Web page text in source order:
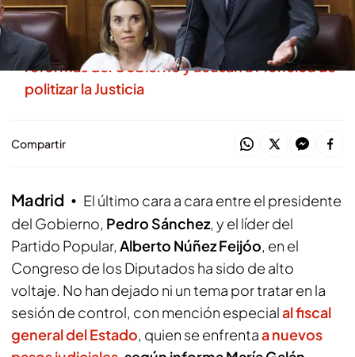
de este último cara a cara
Jueces y fiscales protestan contra las dos
reformas del Gobierno y acusan a Moncloa de
politizar la Justicia
Compartir
Madrid
El último cara a cara entre el presidente
del Gobierno, Pedro Sánchez, y el líder del
Partido Popular, Alberto Núñez Feijóo, en el
Congreso de los Diputados ha sido de alto
voltaje. No han dejado ni un tema por tratar en la
sesión de control, con mención especialal fiscal
general del Estado, quien se enfrentaa nuevos